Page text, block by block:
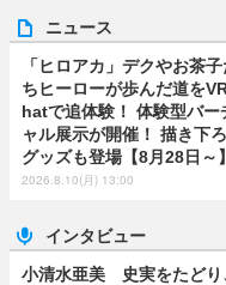
ニュース
「ヒロアカ」デクやお茶子
ちヒーローが歩んだ道を
hatで追体験！ 体験型バー
ャル展示が開催！ 描き下
グッズも登場【8月28日～】
2026.8.10(月) 13:00
インタビュー
小清水亜美 史実をたどり